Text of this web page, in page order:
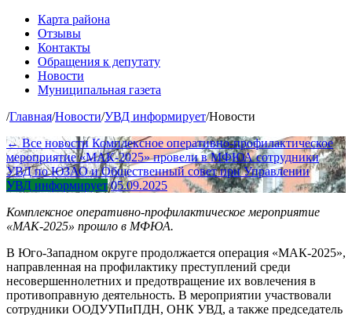
Карта района
Отзывы
Контакты
Обращения к депутату
Новости
Муниципальная газета
/Главная/Новости/УВД информирует/Новости
← Все новостиКомплексное оперативно-профилактическое
мероприятие «МАК-2025» провели в МФЮА сотрудники
УВД по ЮЗАО и Общественный совет при Управлении
УВД информирует 05.09.2025
Комплексное оперативно-профилактическое мероприятие
«МАК-2025» прошло в МФЮА.
В Юго-Западном округе продолжается операция «МАК-2025»,
направленная на профилактику преступлений среди
несовершеннолетних и предотвращение их вовлечения в
противоправную деятельность. В мероприятии участвовали
сотрудники ООДУУПиПДН, ОНК УВД, а также председатель